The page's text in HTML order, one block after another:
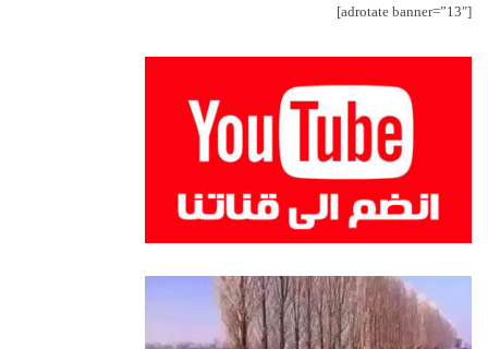
[adrotate banner=”13″]